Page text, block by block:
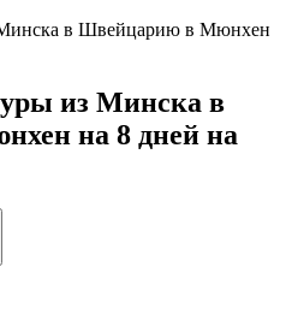
из Минска в
на 8 дней на